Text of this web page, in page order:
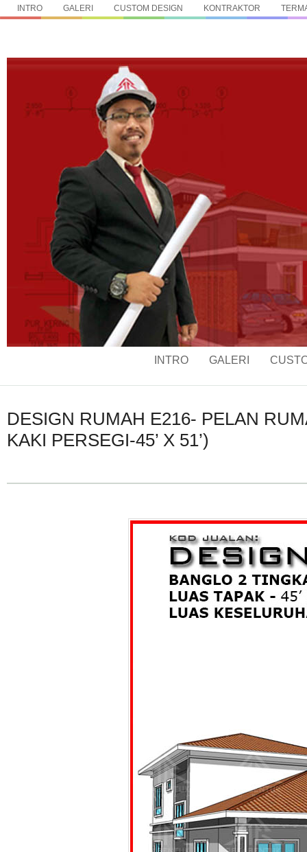
INTRO GALERI CUSTOM DESIGN KONTRAKTOR
INTRO GALERI
DESIGN RUMAH E216- PELAN
KAKI PERSEGI-45’ X 51’)